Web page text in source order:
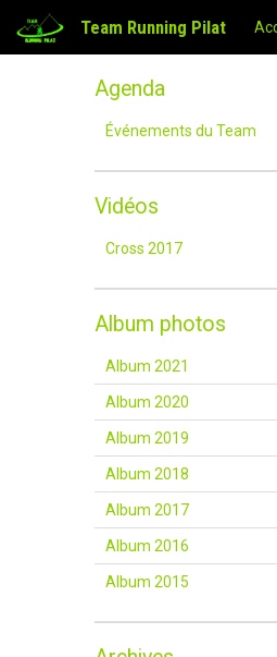
Team Running Pilat
Agenda
Événements du Team
Vidéos
Cross 2017
Album photos
Album 2021
Album 2020
Album 2019
Album 2018
Album 2017
Album 2016
Album 2015